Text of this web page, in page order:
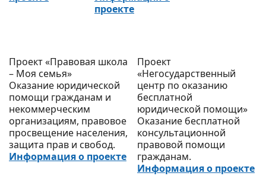
проекте
Проект «Правовая школа
– Моя семья»
Оказание юридической
помощи гражданам и
некоммерческим
организациям, правовое
просвещение населения,
защита прав и свобод.
Информация о проекте
Проект
«Негосударственный
центр по оказанию
бесплатной
юридической помощи»
Оказание бесплатной
консультационной
правовой помощи
гражданам.
Информация о проекте